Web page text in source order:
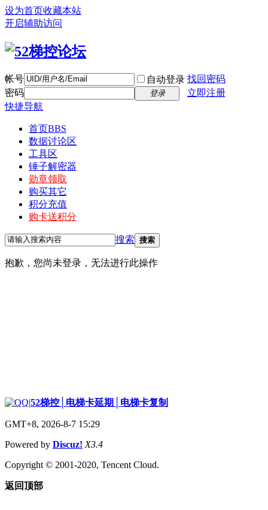
设为首页收藏本站
开启辅助访问
帐号 自动登录 找回密码
密码
登录
立即注册
快捷导航
首页BBS
数据讨论区
工具区
锤子解密器
勋章领取
购买其它
积分充值
购卡送积分
搜索 搜索
抱歉，您尚未登录，无法进行此操作
|52梯控│电梯卡延期│电梯卡复制
GMT+8, 2026-8-7 15:29
Powered by Discuz! X3.4
Copyright © 2001-2020, Tencent Cloud.
返回顶部